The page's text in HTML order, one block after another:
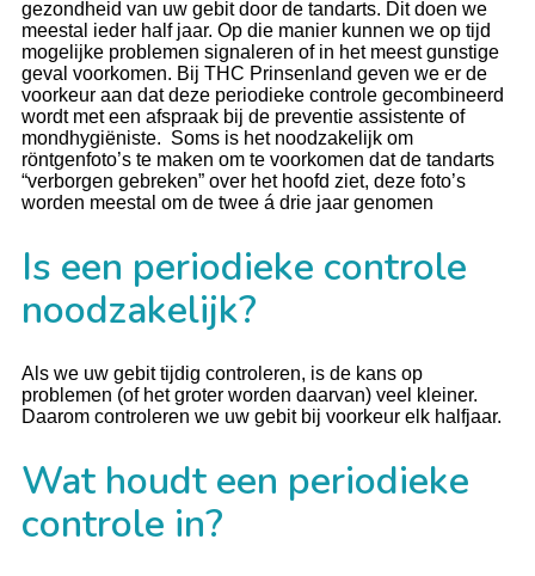
gezondheid van uw gebit door de tandarts. Dit doen we
meestal ieder half jaar. Op die manier kunnen we op tijd
mogelijke problemen signaleren of in het meest gunstige
geval voorkomen. Bij THC Prinsenland geven we er de
voorkeur aan dat deze periodieke controle gecombineerd
wordt met een afspraak bij de preventie assistente of
mondhygiëniste. Soms is het noodzakelijk om
röntgenfoto’s te maken om te voorkomen dat de tandarts
“verborgen gebreken” over het hoofd ziet, deze foto’s
worden meestal om de twee á drie jaar genomen
Is een periodieke controle
noodzakelijk?
Als we uw gebit tijdig controleren, is de kans op
problemen (of het groter worden daarvan) veel kleiner.
Daarom controleren we uw gebit bij voorkeur elk halfjaar.
Wat houdt een periodieke
controle in?